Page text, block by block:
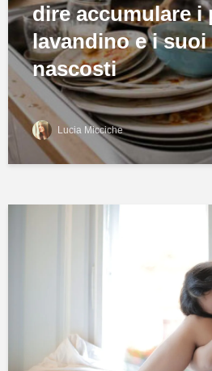
dire accumulare i
lavandino e i suoi
nascosti
Lucia Micciche